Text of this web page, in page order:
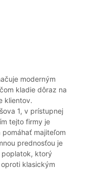
moderným
kladie dôraz na
klientov.
1, v prístupnej
tejto firmy je
majiteľom
prednosťou je
ktorý
klasickým